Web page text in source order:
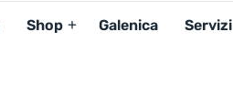
Shop Galenica Servizi